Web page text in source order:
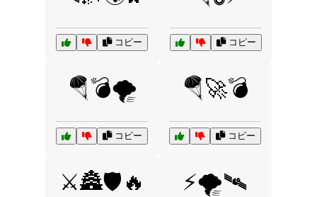
コピー コピー
🪂💣🌪️
コピー
🪂🚀💣
コピー
⚔️🏯🛡️🔥 ⚡🌪️🛰️